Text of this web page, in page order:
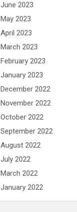
June 2023
May 2023
April 2023
March 2023
February 2023
January 2023
December 2022
November 2022
October 2022
September 2022
August 2022
July 2022
March 2022
January 2022